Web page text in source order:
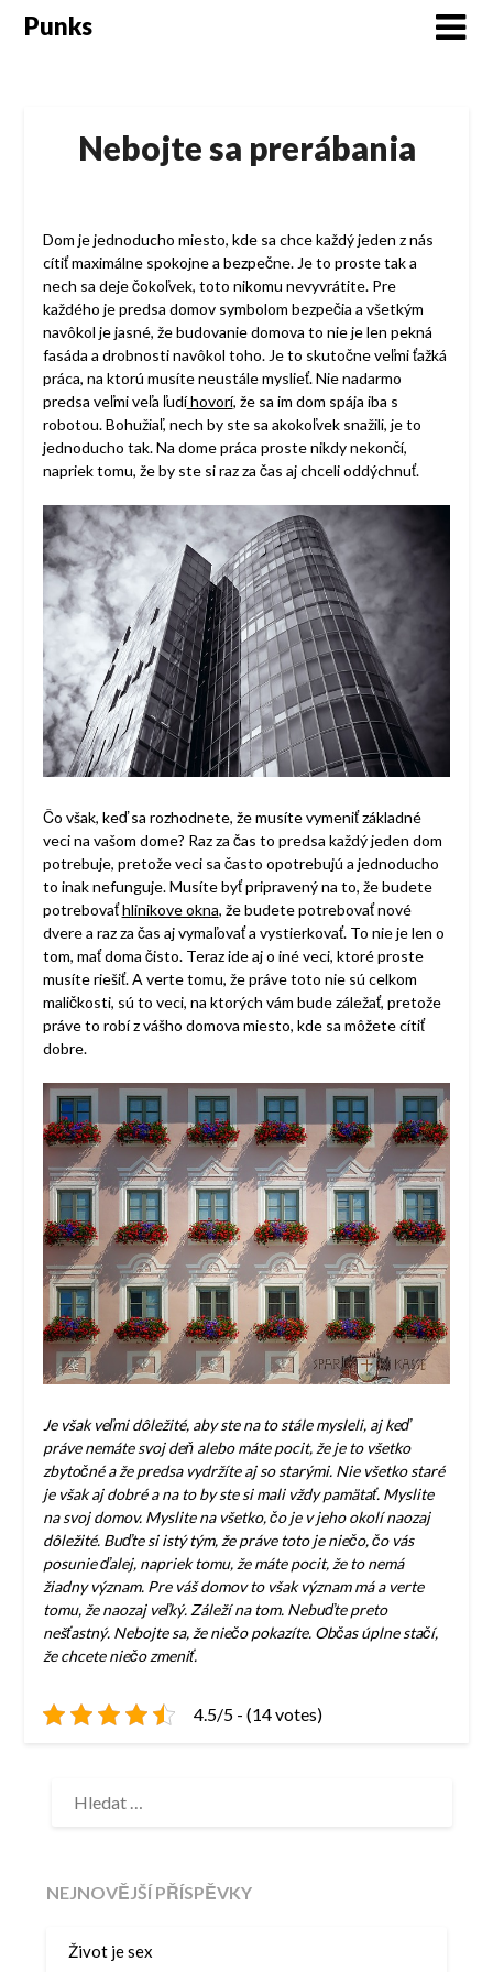
SkipPunks
Nebojte sa prerábania
Dom je jednoducho miesto, kde sa chce každý jeden z nás
cítiť maximálne spokojne a bezpečne. Je to proste tak a
nech sa deje čokoľvek, toto nikomu nevyvrátite. Pre
každého je predsa domov symbolom bezpečia a všetkým
navôkol je jasné, že budovanie domova to nie je len pekná
fasáda a drobnosti navôkol toho. Je to skutočne veľmi ťažká
práca, na ktorú musíte neustále myslieť. Nie nadarmo
predsa veľmi veľa ľudíhovorí, že sa im dom spája iba s
robotou. Bohužiaľ, nech by ste sa akokoľvek snažili, je to
jednoducho tak. Na dome práca proste nikdy nekončí,
napriek tomu, že by ste si raz za čas aj chceli oddýchnuť.
Čo však, keď sa rozhodnete, že musíte vymeniť základné
veci na vašom dome? Raz za čas to predsa každý jeden dom
potrebuje, pretože veci sa často opotrebujú a jednoducho
to inak nefunguje. Musíte byť pripravený na to, že budete
potrebovaťhlinikove okna, že budete potrebovať nové
dvere a raz za čas aj vymaľovať a vystierkovať. To nie je len o
tom, mať doma čisto. Teraz ide aj o iné veci, ktoré proste
musíte riešiť. A verte tomu, že práve toto nie sú celkom
maličkosti, sú to veci, na ktorých vám bude záležať, pretože
práve to robí z vášho domova miesto, kde sa môžete cítiť
dobre.
Je však veľmi dôležité, aby ste na to stále mysleli, aj keď
práve nemáte svoj deň alebo máte pocit, že je to všetko
zbytočné a že predsa vydržíte aj so starými. Nie všetko staré
je však aj dobré a na to by ste si mali vždy pamätať. Myslite
na svoj domov. Myslite na všetko, čo je v jeho okolí naozaj
dôležité. Buďte si istý tým, že práve toto je niečo, čo vás
posunie ďalej, napriek tomu, že máte pocit, že to nemá
žiadny význam. Pre váš domov to však význam má a verte
tomu, že naozaj veľký. Záleží na tom. Nebuďte preto
nešťastný. Nebojte sa, že niečo pokazíte. Občas úplne stačí,
že chcete niečo zmeniť.
4.5/5 - (14 votes)
NEJNOVĚJŠÍ PŘÍSPĚVKY
Život je sex